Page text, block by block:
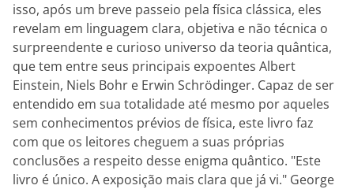
isso, após um breve passeio pela física clássica, eles
revelam em linguagem clara, objetiva e não técnica o
surpreendente e curioso universo da teoria quântica,
que tem entre seus principais expoentes Albert
Einstein, Niels Bohr e Erwin Schrödinger. Capaz de ser
entendido em sua totalidade até mesmo por aqueles
sem conhecimentos prévios de física, este livro faz
com que os leitores cheguem a suas próprias
conclusões a respeito desse enigma quântico. "Este
livro é único. A exposição mais clara que já vi." George